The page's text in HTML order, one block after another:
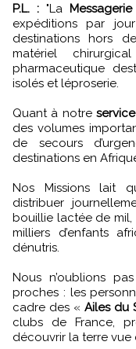
P.L. : "La
expéditions par
destinations hors
matériel
pharmaceutique
isolés et léproserie.
Quant à notre
des volumes
de secours
destinations en
Nos Missions lait
distribuer
bouillie lactée de mil,
milliers d’enfants
dénutris.
Nous n’oublions
proches : les
cadre des «Ailes du
clubs de France,
découvrir la terre vue